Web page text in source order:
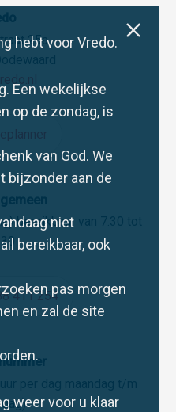
hebt voor Vredo.
Een wekelijkse
op de zondag, is
van God. We
bijzonder aan de
niet
bereikbaar, ook
pas morgen
en zal de site
weer voor u klaar
25a
bereikbaar van 7.30 tot
411 254
per dag maandag t/m